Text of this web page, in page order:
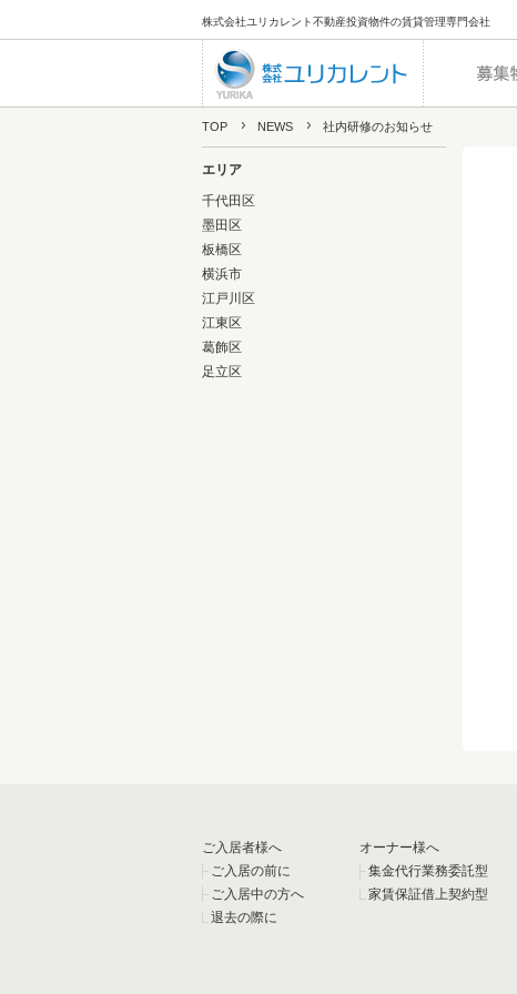
株式会社ユリカレント不動産投資物件の賃貸管理専門会社
TOP NEWS 社内研修のお知らせ
エリア
千代田区
墨田区
板橋区
横浜市
江戸川区
江東区
葛飾区
足立区
ご入居者様へ
ご入居の前に
ご入居中の方へ
退去の際に
オーナー様へ
集金代行業務委託型
家賃保証借上契約型